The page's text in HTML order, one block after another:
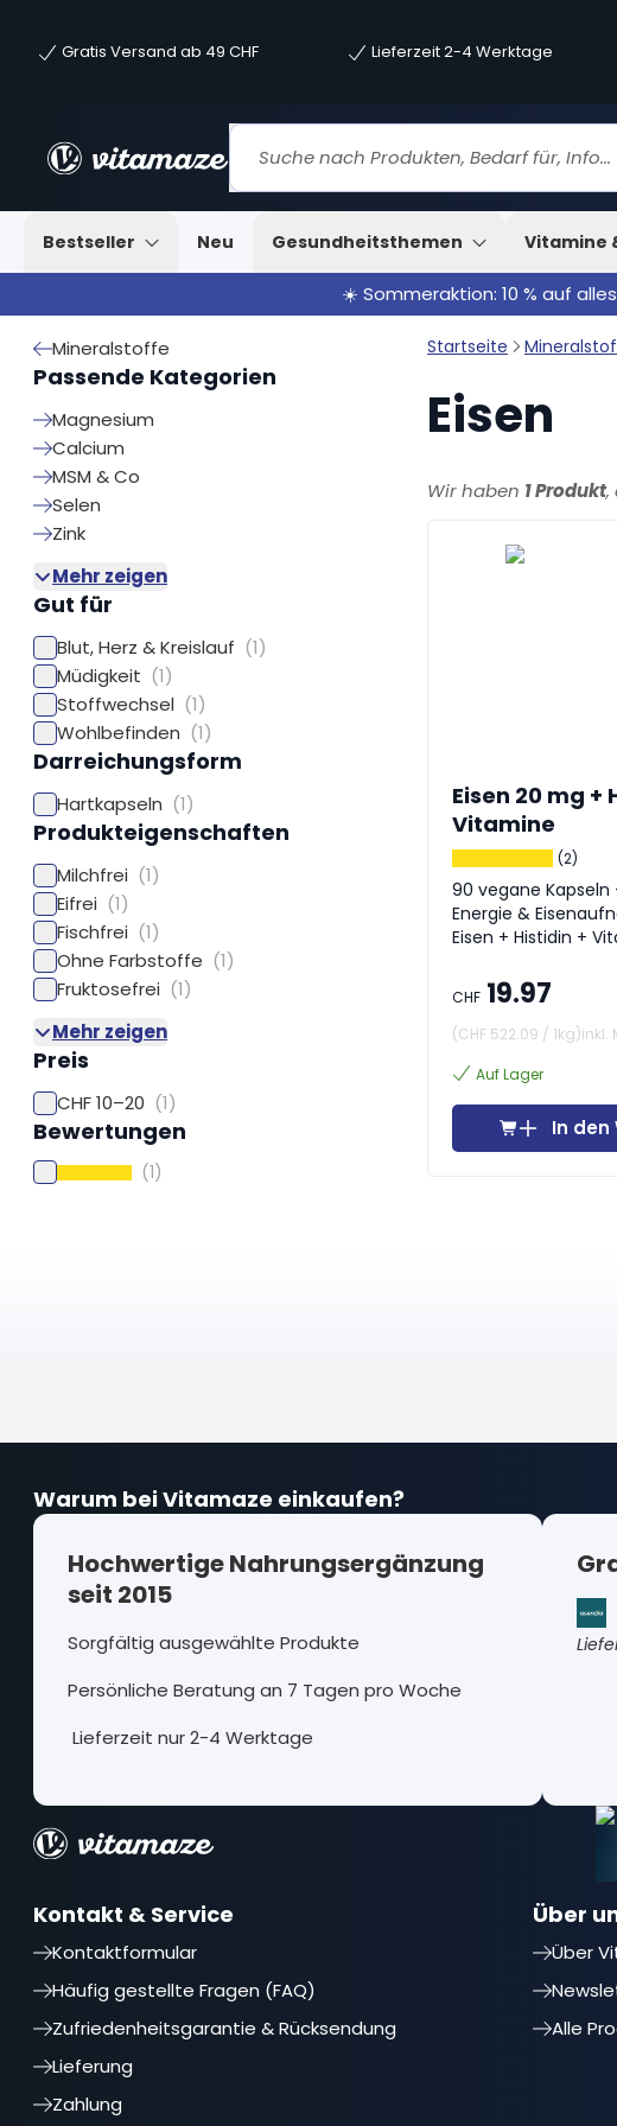
Gratis Versand ab 49 CHF Lieferzeit 2-4 Werktage
Bestseller Neu Gesundheitsthemen Vitamine
☀️ Sommeraktion: 10 % auf alles
Mineralstoffe
Passende Kategorien
Magnesium
Calcium
MSM & Co
Selen
Zink
Mehr zeigen
Gut für
Blut, Herz & Kreislauf (1)
Müdigkeit (1)
Stoffwechsel (1)
Wohlbefinden (1)
Darreichungsform
Hartkapseln (1)
Produkteigenschaften
Milchfrei (1)
Eifrei (1)
Fischfrei (1)
Ohne Farbstoffe (1)
Fruktosefrei (1)
Mehr zeigen
Preis
CHF 10–20 (1)
Bewertungen
(1)
Startseite
Eisen
Wir haben 1 Produkt,
Eisen 20 mg +
Vitamine
(2)
90 vegane Kapseln
Energie &
Eisen + Histidin +
CHF19.97
(CHF 522.09 / 1kg)inkl.
Auf Lager
In den
Warum bei Vitamaze einkaufen?
Hochwertige Nahrungsergänzung
seit 2015
Sorgfältig ausgewählte Produkte
Persönliche Beratung an 7 Tagen pro Woche
Lieferzeit nur 2-4 Werktage
Kontakt & Service
Kontaktformular
Häufig gestellte Fragen (FAQ)
Zufriedenheitsgarantie & Rücksendung
Lieferung
Zahlung
Über
Über
Alle